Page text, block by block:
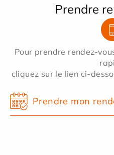
Prendre
Pour prendre rendez-
cliquez sur le lien ci-
Prendre mon